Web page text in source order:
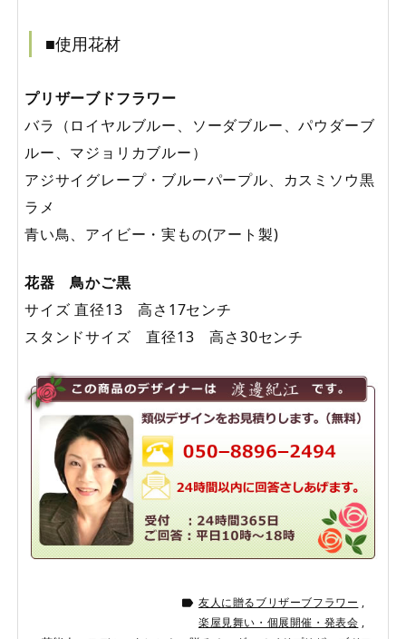
■使用花材
プリザーブドフラワー
バラ（ロイヤルブルー、ソーダブルー、パウダーブ
ルー、マジョリカブルー）
アジサイグレープ・ブルーパープル、カスミソウ黒
ラメ
青い鳥、アイビー・実もの(アート製)
花器 鳥かご黒
サイズ 直径13 高さ17センチ
スタンドサイズ 直径13 高さ30センチ
 友人に贈るブリザーブフラワー ,
楽屋見舞い・個展開催・発表会 ,